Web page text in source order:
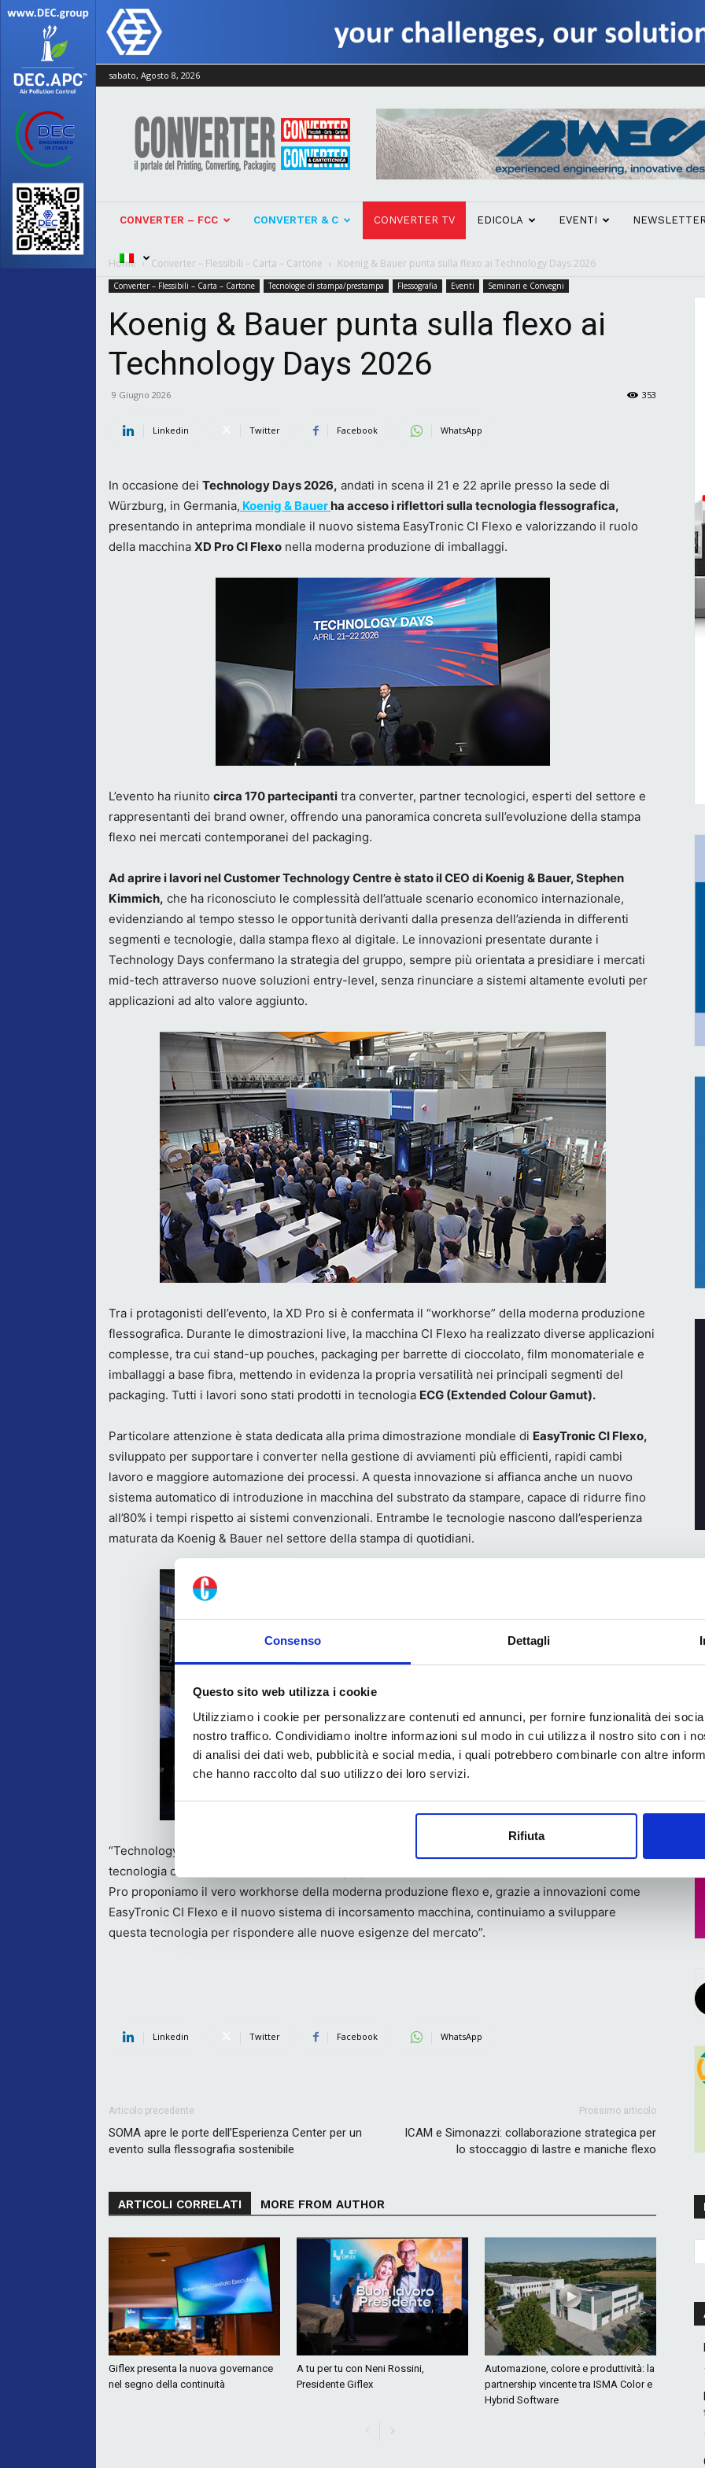
Consenso Dettagli
Questo sito web utilizza i cookie
Utilizziamo i cookie per personalizzare contenuti ed annunci, per fornire funzionalità dei
nostro traffico. Condividiamo inoltre informazioni sul modo in cui utilizza il nostro sito con i
di analisi dei dati web, pubblicità e social media, i quali potrebbero combinarle con altre
che hanno raccolto dal suo utilizzo dei loro servizi.
Rifiuta
sabato, Agosto 8, 2026
Converter
CONVERTER – FCC CONVERTER & C CONVERTER TV EDICOLA EVENTI
Home Converter – Flessibili – Carta – Cartone Koenig & Bauer punta sulla flexo ai Technology Days 2026
Converter – Flessibili – Carta – Cartone Tecnologie di stampa/prestampa Flessografia Eventi Seminari e Convegni
Koenig & Bauer punta sulla flexo ai
Technology Days 2026
9 Giugno 2026 353
Linkedin Twitter Facebook WhatsApp
In occasione dei Technology Days 2026, andati in scena il 21 e 22 aprile presso la sede di
Würzburg, in Germania, Koenig & Bauer ha acceso i riflettori sulla tecnologia flessografica,
presentando in anteprima mondiale il nuovo sistema EasyTronic CI Flexo e valorizzando il ruolo
della macchina XD Pro CI Flexo nella moderna produzione di imballaggi.
L’evento ha riunito circa 170 partecipanti tra converter, partner tecnologici, esperti del settore e
rappresentanti dei brand owner, offrendo una panoramica concreta sull’evoluzione della stampa
flexo nei mercati contemporanei del packaging.
Ad aprire i lavori nel Customer Technology Centre è stato il CEO di Koenig & Bauer, Stephen
Kimmich, che ha riconosciuto le complessità dell’attuale scenario economico internazionale,
evidenziando al tempo stesso le opportunità derivanti dalla presenza dell’azienda in differenti
segmenti e tecnologie, dalla stampa flexo al digitale. Le innovazioni presentate durante i
Technology Days confermano la strategia del gruppo, sempre più orientata a presidiare i mercati
mid-tech attraverso nuove soluzioni entry-level, senza rinunciare a sistemi altamente evoluti per
applicazioni ad alto valore aggiunto.
Tra i protagonisti dell’evento, la XD Pro si è confermata il “workhorse” della moderna produzione
flessografica. Durante le dimostrazioni live, la macchina CI Flexo ha realizzato diverse applicazioni
complesse, tra cui stand-up pouches, packaging per barrette di cioccolato, film monomateriale e
imballaggi a base fibra, mettendo in evidenza la propria versatilità nei principali segmenti del
packaging. Tutti i lavori sono stati prodotti in tecnologia ECG (Extended Colour Gamut).
Particolare attenzione è stata dedicata alla prima dimostrazione mondiale di EasyTronic CI Flexo,
sviluppato per supportare i converter nella gestione di avviamenti più efficienti, rapidi cambi
lavoro e maggiore automazione dei processi. A questa innovazione si affianca anche un nuovo
sistema automatico di introduzione in macchina del substrato da stampare, capace di ridurre fino
all’80% i tempi rispetto ai sistemi convenzionali. Entrambe le tecnologie nascono dall’esperienza
maturata da Koenig & Bauer nel settore della stampa di quotidiani.
“Technology Days 2026 ha dimostrato chiaramente che la flessografia continua a essere una
tecnologia chiave per l’industria del packaging”,
Pro proponiamo il vero workhorse della moderna produzione flexo e, grazie a innovazioni come
EasyTronic CI Flexo e il nuovo sistema di incorsamento macchina, continuiamo a sviluppare
questa tecnologia per rispondere alle nuove esigenze del mercato”.
Linkedin Twitter Facebook WhatsApp
Articolo precedente
SOMA apre le porte dell’Esperienza Center per un
evento sulla flessografia sostenibile
Prossimo articolo
ICAM e Simonazzi: collaborazione strategica per
lo stoccaggio di lastre e maniche flexo
ARTICOLI CORRELATI MORE FROM AUTHOR
Giflex presenta la nuova governance
nel segno della continuità
A tu per tu con Neni Rossini,
Presidente Giflex
Automazione, colore e produttività: la
partnership vincente tra ISMA Color e
Hybrid Software